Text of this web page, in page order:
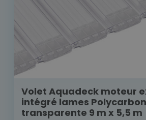
Volet Aquadeck moteur
intégré lames
transparente 9 m x 5,5 m